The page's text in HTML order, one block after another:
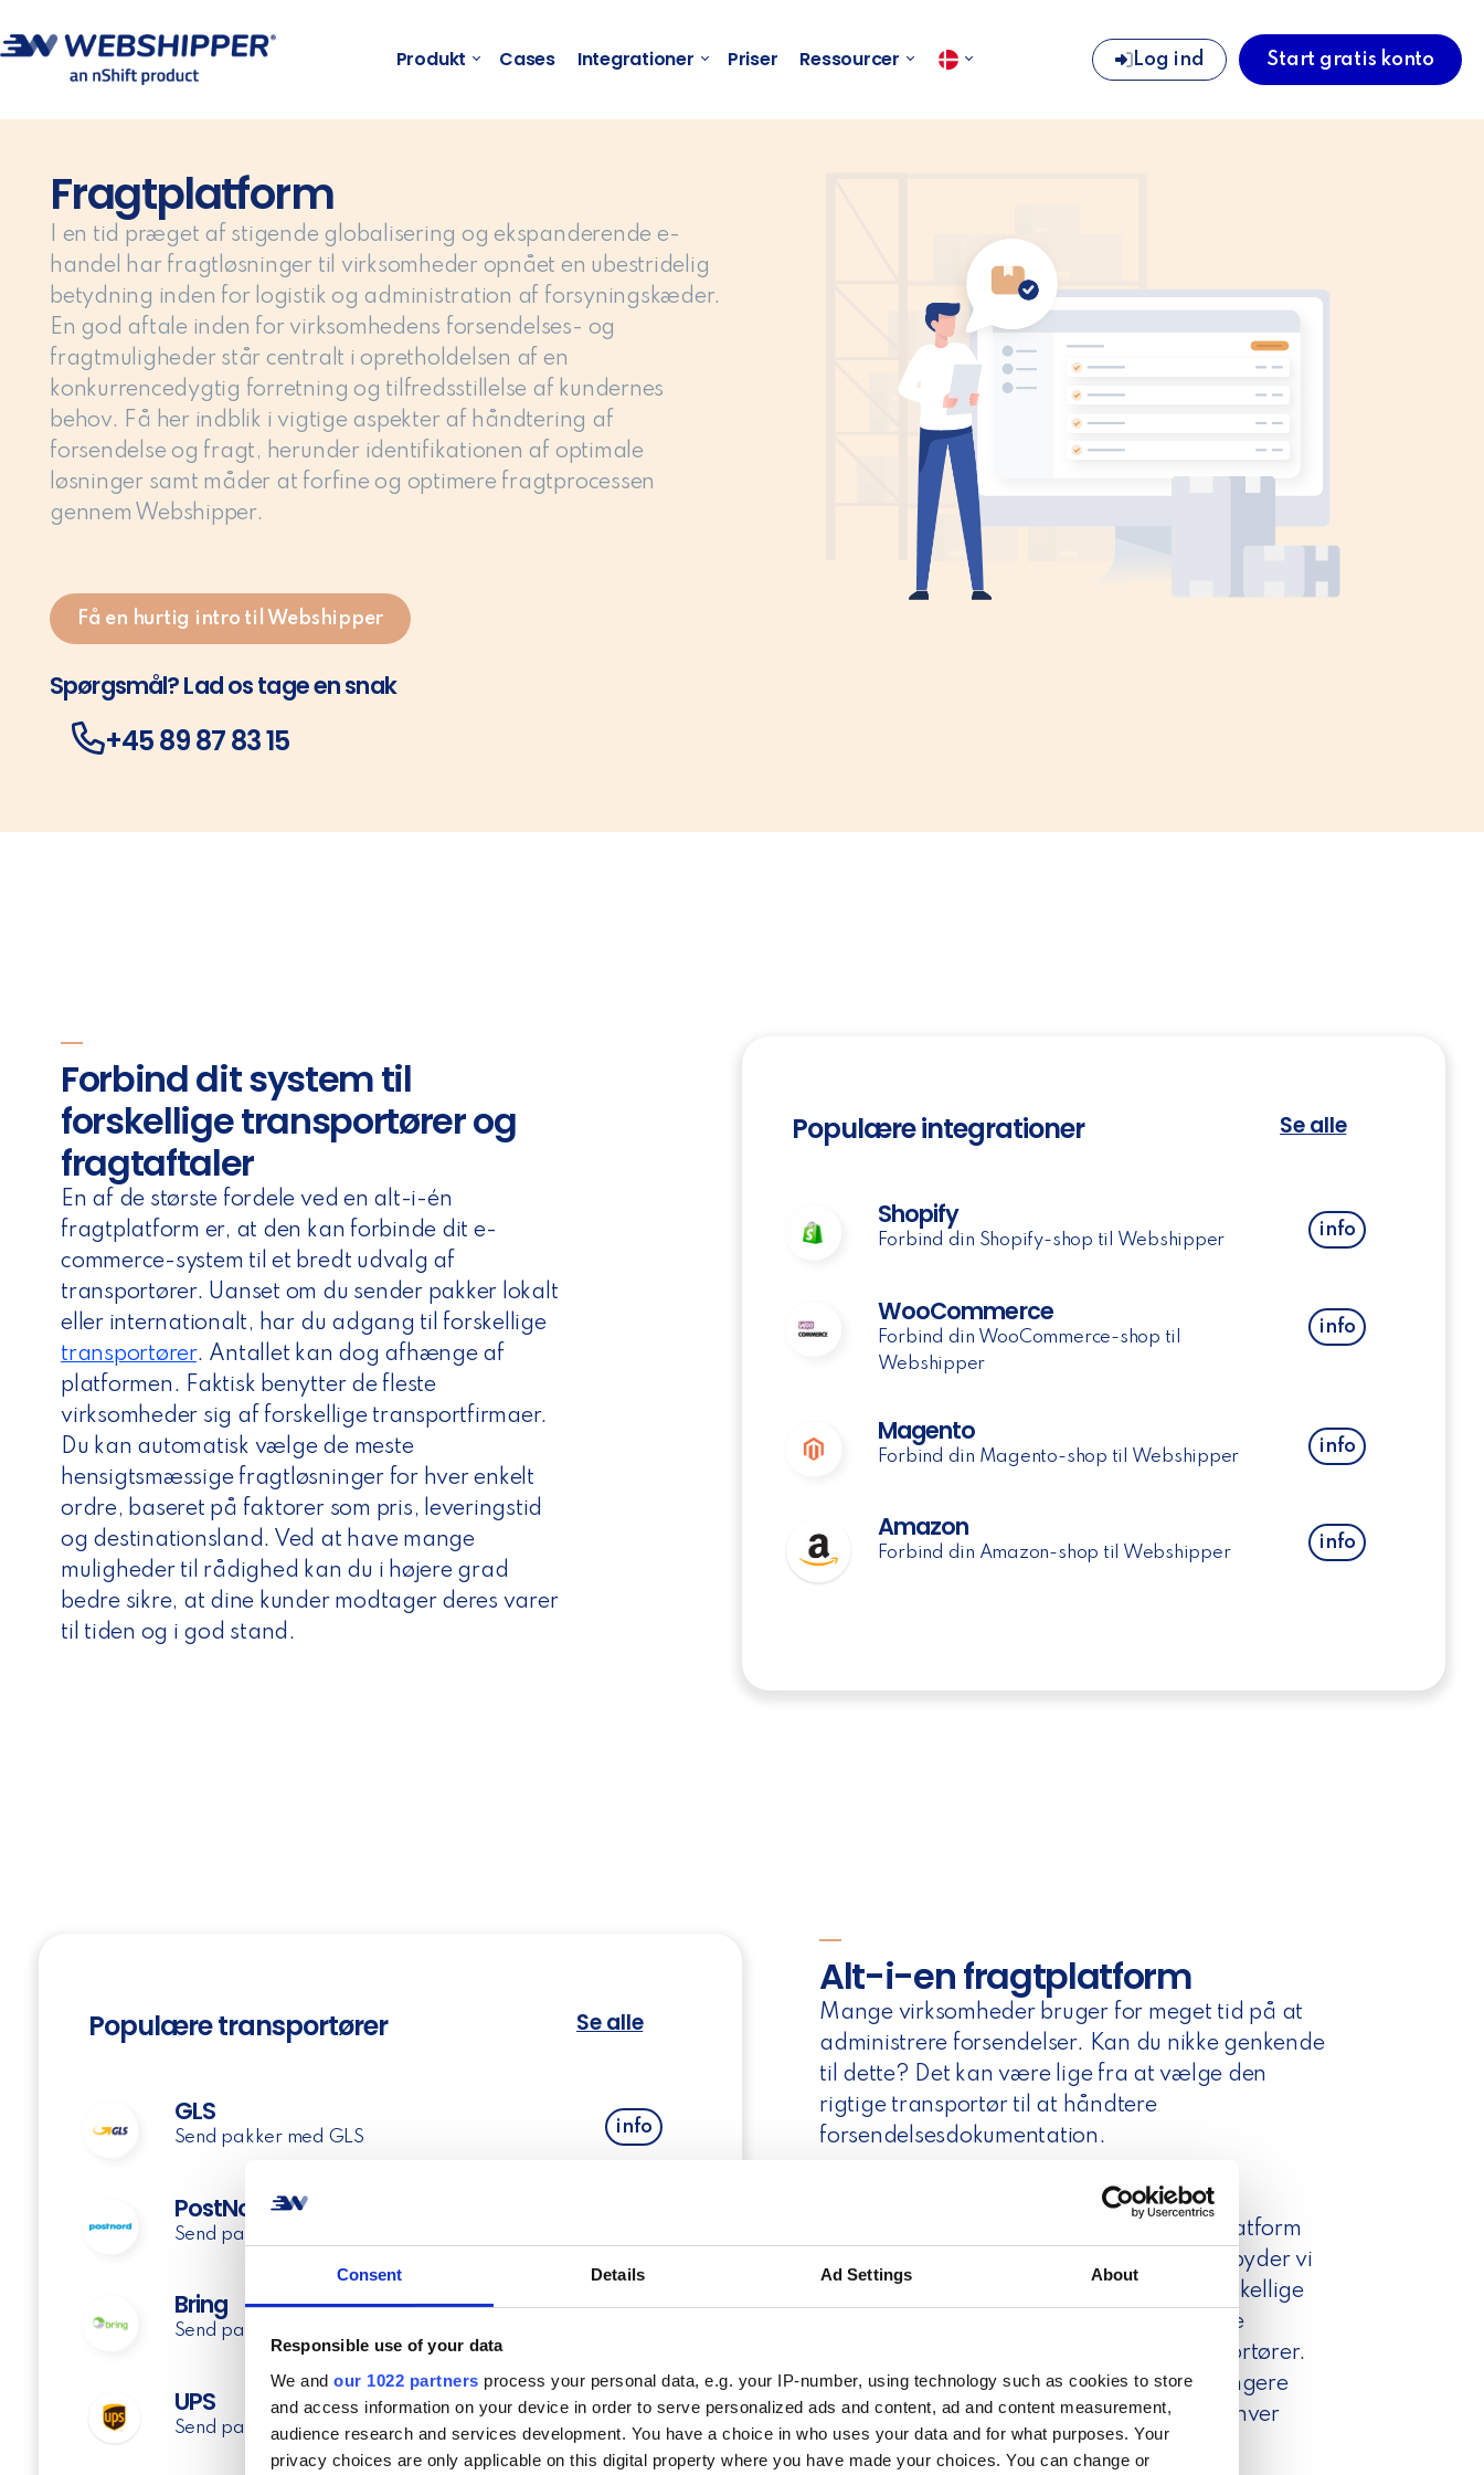
Consent Details Ad Settings About
Responsible use of your data
We and our 1022 partners process your personal data, e.g. your IP-number, using technology such as cookies to store
and access information on your device in order to serve personalized ads and content, ad and content measurement,
audience research and services development. You have a choice in who uses your data and for what purposes. Your
privacy choices are only applicable on this digital property where you have made your choices. You can change or
Produkt Cases Integrationer Priser Ressourcer Log ind Start gratis konto
Fragtplatform
I en tid præget af stigende globalisering og ekspanderende e-
handel har fragtløsninger til virksomheder opnået en ubestridelig
betydning inden for logistik og administration af forsyningskæder.
En god aftale inden for virksomhedens forsendelses- og
fragtmuligheder står centralt i opretholdelsen af en
konkurrencedygtig forretning og tilfredsstillelse af kundernes
behov. Få her indblik i vigtige aspekter af håndtering af
forsendelse og fragt, herunder identifikationen af optimale
løsninger samt måder at forfine og optimere fragtprocessen
gennem Webshipper.
Få en hurtig intro til Webshipper
Spørgsmål? Lad os tage en snak
+45 89 87 83 15
Forbind dit system til
forskellige transportører og
fragtaftaler
En af de største fordele ved en alt-i-én
fragtplatform er, at den kan forbinde dit e-
commerce-system til et bredt udvalg af
transportører. Uanset om du sender pakker lokalt
eller internationalt, har du adgang til forskellige
transportører. Antallet kan dog afhænge af
platformen. Faktisk benytter de fleste
virksomheder sig af forskellige transportfirmaer.
Du kan automatisk vælge de meste
hensigtsmæssige fragtløsninger for hver enkelt
ordre, baseret på faktorer som pris, leveringstid
og destinationsland. Ved at have mange
muligheder til rådighed kan du i højere grad
bedre sikre, at dine kunder modtager deres varer
til tiden og i god stand.
Populære integrationer Se alle
Shopify
Forbind din Shopify-shop til Webshipper
info
WooCommerce
Forbind din WooCommerce-shop til
Webshipper
info
Magento
Forbind din Magento-shop til Webshipper
info
Amazon
Forbind din Amazon-shop til Webshipper
info
Populære transportører Se alle
GLS
Send pakker med GLS
info
PostNord
Send pakker med PostNord
Bring
Send pakker med Bring
UPS
Send pakker med UPS
info
Alt-i-en fragtplatform
Mange virksomheder bruger for meget tid på at
administrere forsendelser. Kan du nikke genkende
til dette? Det kan være lige fra at vælge den
rigtige transportør til at håndtere
forsendelsesdokumentation.
Der kan være mange udfordringer med
fragtaftaler, men med en alt-i-én fragtplatform
kan dette ændre sig. Hos Webshopper tilbyder vi
en digital løsning, der integrerer med forskellige
og giver dig adgang til en række
funktioner og et større netværk af transportører.
Gennem denne løsningbehøver I ikke længere
manuelt oprette labels og følgesedler for hver
enkelt ordre.